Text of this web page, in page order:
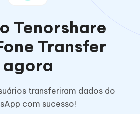
Tenorshare
Transfer
agora
transferiram dados do
com sucesso!